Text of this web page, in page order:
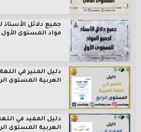
جميع دلائل الأستاذ
مواد المستوى
دليل المنير في اللغة
العربية المستوى
دليل المفيد في
العربية المستوى